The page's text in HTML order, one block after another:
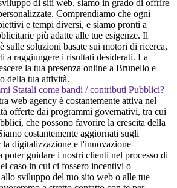
di siti web, siamo in grado di offrire
Comprendiamo che ogni
e tempi diversi, e siamo pronti a
più adatte alle tue esigenze. Il
sulle soluzioni basate sui motori di ricerca,
a raggiungere i risultati desiderati. La
la tua presenza online a Brunello e
della tua attività.
Statali come bandi / contributi Pubblici?
web agency è costantemente attiva nel
offerte dai programmi governativi, tra cui
che possono favorire la crescita della
costantemente aggiornati sugli
digitalizzazione e l'innovazione
poter guidare i nostri clienti nel processo di
caso in cui ci fossero incentivi o
sviluppo del tuo sito web o alle tue